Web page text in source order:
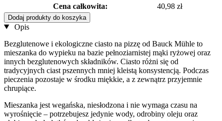
Cena całkowita:
40,98 zł
Dodaj produkty do koszyka
Opis
Bezglutenowe i ekologiczne ciasto na pizzę od Bauck Mühle to
mieszanka do wypieku na bazie pełnoziarnistej mąki ryżowej oraz
innych bezglutenowych składników. Ciasto różni się od
tradycyjnych ciast pszennych mniej kleistą konsystencją. Podczas
pieczenia pozostaje w środku miękkie, a z zewnątrz przyjemnie
chrupiące.
Mieszanka jest wegańska, niesłodzona i nie wymaga czasu na
wyrośnięcie – potrzebujesz jedynie wody, odrobiny oleju oraz